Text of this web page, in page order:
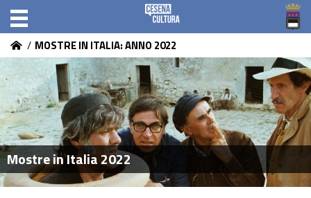
/ MOSTRE IN ITALIA: ANNO 2022
Mostre in Italia 2022